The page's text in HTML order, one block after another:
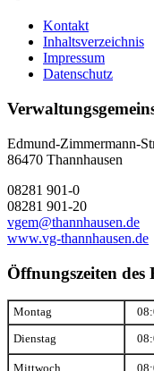
Kontakt
Inhaltsverzeichnis
Impressum
Datenschutz
Edmund-Zimmermann-
86470 Thannhausen
08281 901-0
08281 901-20
vgem@thannhausen.de
www.vg-thannhausen.de
Öffnungszeiten des
Montag
Dienstag